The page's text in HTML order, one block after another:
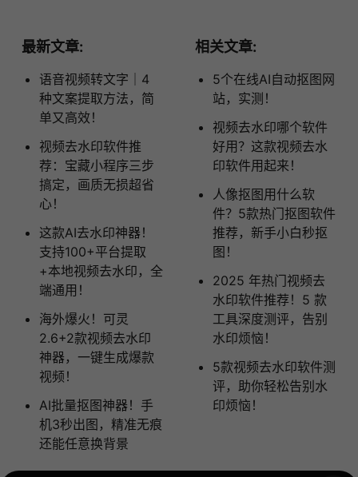
最新文章:
语音视频转文字｜4
种文案提取方法，简
单又高效！
视频去水印软件推
荐：宝藏小程序三步
搞定，画质无损超省
心！
这款AI去水印神器！
支持100+平台提取
+本地视频去水印，全
端通用！
海外爆火！可灵
2.6+2款视频去水印
神器，一键生成爆款
视频！
AI批量抠图神器！手
机3秒出图，精准无痕
还能任意换背景
相关文章:
5个在线AI自动抠图网
站，实测！
视频去水印哪个软件
好用？这款视频去水
印软件用起来！
人像抠图用什么软
件？5款热门抠图软件
推荐，新手小白秒抠
图！
2025 年热门视频去
水印软件推荐！5 款
工具深度测评，告别
水印烦恼！
5款视频去水印软件测
评，助你轻松告别水
印烦恼！